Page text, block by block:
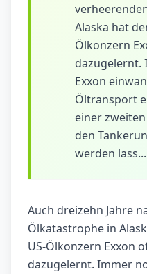
Alaska hat
Ölkonzern
dazugelernt.
Exxon
Öltransport
einer
den
werden lass...
Auch dreizehn Jahre
Ölkatastrophe in
US-Ölkonzern Exxon
dazugelernt. Immer